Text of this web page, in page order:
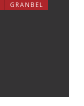
GRANBEL